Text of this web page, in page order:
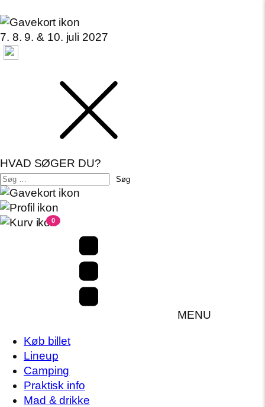
7. 8. 9. & 10. juli 2027
HVAD SØGER DU?
Søg
efter:
0
MENU
Køb billet
Lineup
Camping
Praktisk info
Mad & drikke